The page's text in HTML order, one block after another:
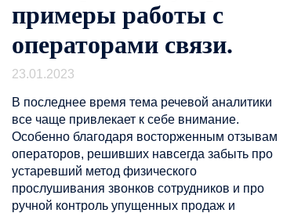
примеры работы с
операторами связи.
23.01.2023
В последнее время тема речевой аналитики
все чаще привлекает к себе внимание.
Особенно благодаря восторженным отзывам
операторов, решивших навсегда забыть про
устаревший метод физического
прослушивания звонков сотрудников и про
ручной контроль упущенных продаж и